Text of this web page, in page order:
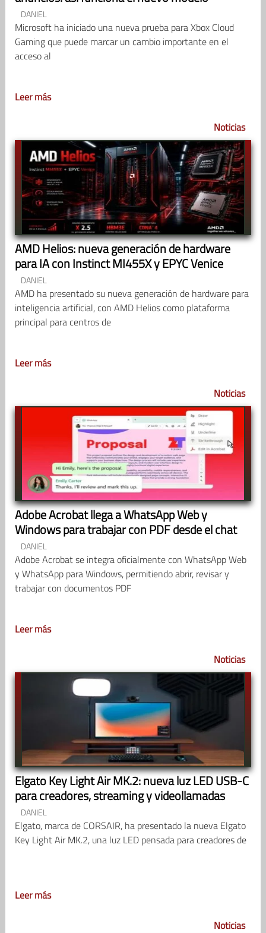
DANIEL
Microsoft ha iniciado una nueva prueba para Xbox Cloud
Gaming que puede marcar un cambio importante en el
acceso al
Leer más
Noticias
AMD Helios: nueva generación de hardware
para IA con Instinct MI455X y EPYC Venice
DANIEL
AMD ha presentado su nueva generación de hardware para
inteligencia artificial, con AMD Helios como plataforma
principal para centros de
Leer más
Noticias
Adobe Acrobat llega a WhatsApp Web y
Windows para trabajar con PDF desde el chat
DANIEL
Adobe Acrobat se integra oficialmente con WhatsApp Web
y WhatsApp para Windows, permitiendo abrir, revisar y
trabajar con documentos PDF
Leer más
Noticias
Elgato Key Light Air MK.2: nueva luz LED USB-C
para creadores, streaming y videollamadas
DANIEL
Elgato, marca de CORSAIR, ha presentado la nueva Elgato
Key Light Air MK.2, una luz LED pensada para creadores de
Leer más
Noticias